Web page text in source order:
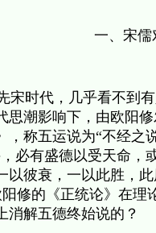
一、宋儒
宋时代，几乎看不到
思潮影响下，由欧阳
称五运说为“不经之
必有盛德以受天命
彼衰，一以此胜，
修的《正统论》在理
消解五德终始说的？